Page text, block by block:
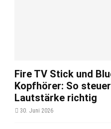
Fire TV Stick und
Kopfhörer: So
Lautstärke richtig
30. Juni 2026